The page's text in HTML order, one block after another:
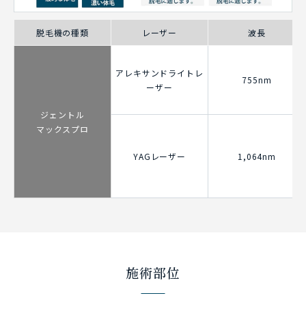
脱毛機の種類 レーザー 波長
ジェントル
マックスプロ
アレキサンドライトレ
ーザー
755nm
YAGレーザー 1,064nm
施術部位